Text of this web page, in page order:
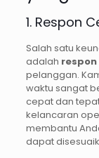
1. Respon
Salah satu
adalah
pelanggan.
waktu sangat
cepat dan
kelancaran
membantu
dapat